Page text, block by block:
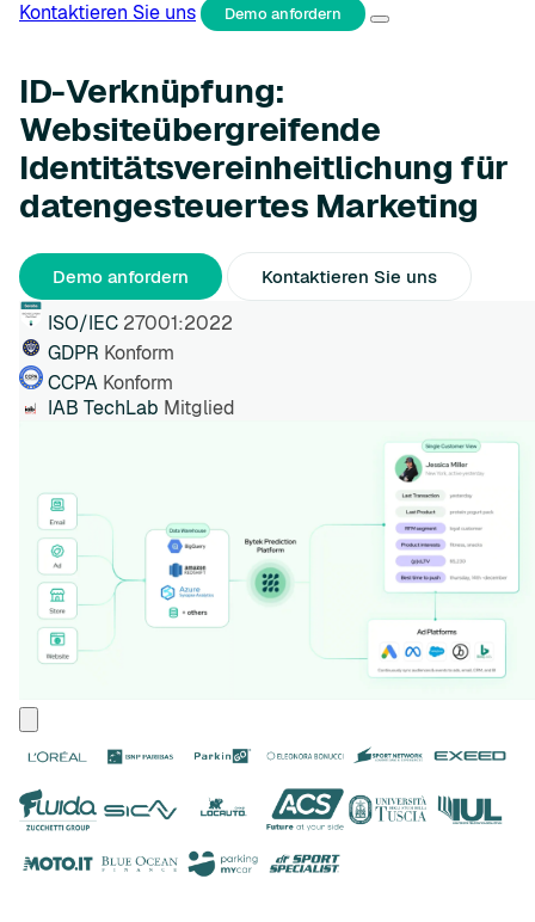
Kontaktieren Sie uns Demo anfordern
ID-Verknüpfung:
Websiteübergreifende
Identitätsvereinheitlichung für
datengesteuertes Marketing
Demo anfordern Kontaktieren Sie uns
ISO/IEC 27001:2022
GDPR Konform
CCPA Konform
IAB TechLab Mitglied